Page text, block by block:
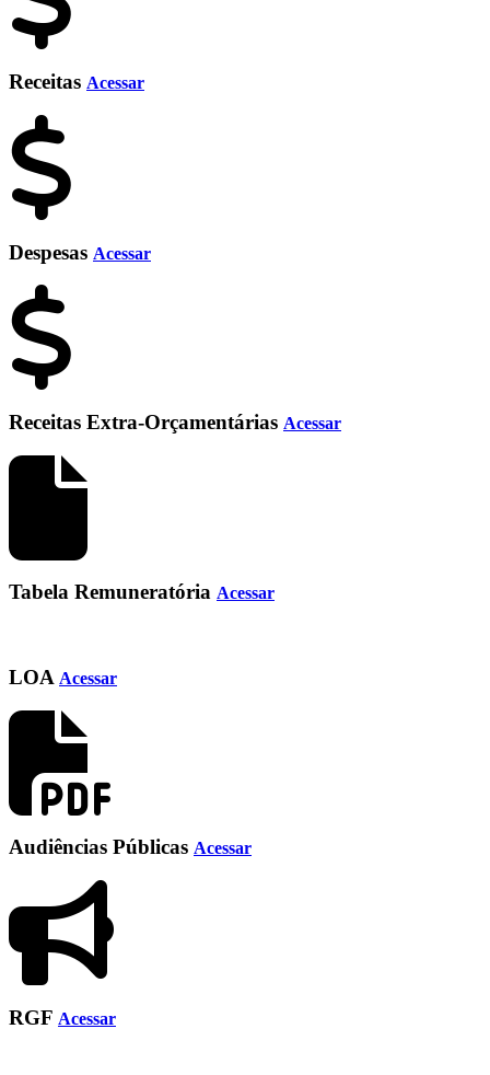
Receitas Acessar
Despesas Acessar
Receitas Extra-Orçamentárias Acessar
Tabela Remuneratória Acessar
LOA Acessar
Audiências Públicas Acessar
RGF Acessar